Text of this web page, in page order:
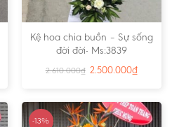
Kệ hoa chia buồn – Sự sống
đời đời- Ms:3839
2.610.000₫ 2.500.000₫
-13%